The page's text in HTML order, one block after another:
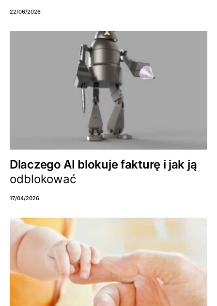
22/06/2026
Dlaczego AI blokuje fakturę i jak ją
odblokować
17/04/2026